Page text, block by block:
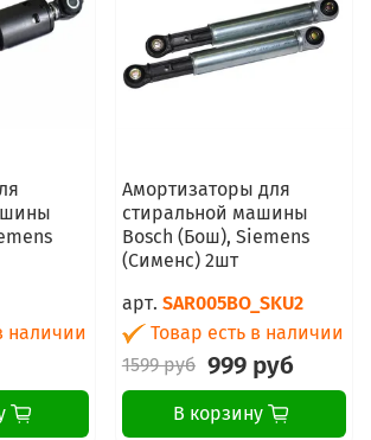
наличии
Амортизаторы для
стиральной машины
Bosch (Бош), Siemens
(Сименс) 2шт
арт. SAR005BO_SKU2
Товар есть в наличии
1599 руб 999 руб
В корзину